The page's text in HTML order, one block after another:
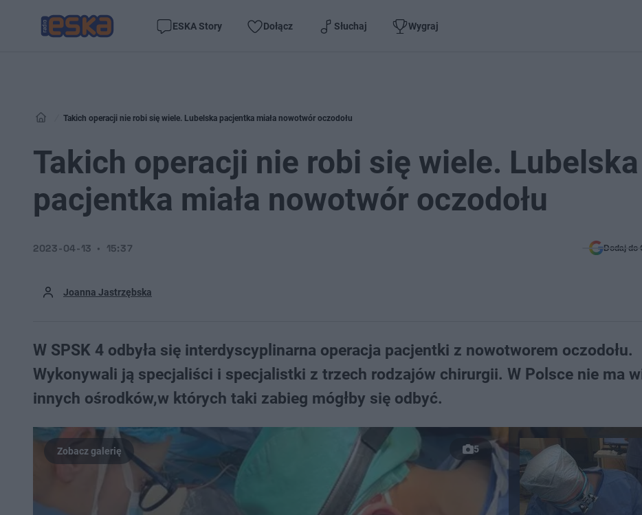
ESKA Story Dołącz Słuchaj Wygraj
Takich operacji nie robi się wiele. Lubelska pacjentka miała nowotwór oczodołu
Takich operacji nie robi się wiele. Lubelska
pacjentka miała nowotwór oczodołu
Joanna Jastrzębska
2023-04-13 15:37 Dodaj do
W SPSK 4 odbyła się interdyscyplinarna operacja pacjentki z nowotworem oczodołu.
Wykonywali ją specjaliści i specjalistki z trzech rodzajów chirurgii. W Polsce nie ma
innych ośrodków,w których taki zabieg mógłby się odbyć.
5